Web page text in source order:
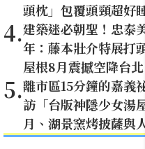
頭枕」包覆頭頸超好
4.建築迷必朝聖！忠泰
年：藤本壯介特展打
屋根8月震撼空降台北
5.離市區15分鐘的嘉義
訪「台版神隱少女湯
月、湖景窯烤披薩與